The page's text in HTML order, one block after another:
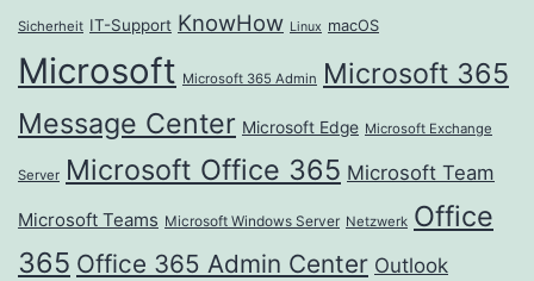
Sicherheit IT-Support KnowHow Linux macOS
Microsoft Microsoft 365 Admin Microsoft 365
Message Center Microsoft Edge Microsoft Exchange
Server Microsoft Office 365 Microsoft Team
Microsoft Teams Microsoft Windows Server Netzwerk Office
365 Office 365 Admin Center Outlook